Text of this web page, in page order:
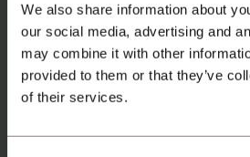
We also share information about
our social media, advertising and
may combine it with other
provided to them or that they’ve
of their services.
Brötchenmaschinen
Konig Rex Futura bun roll
4371